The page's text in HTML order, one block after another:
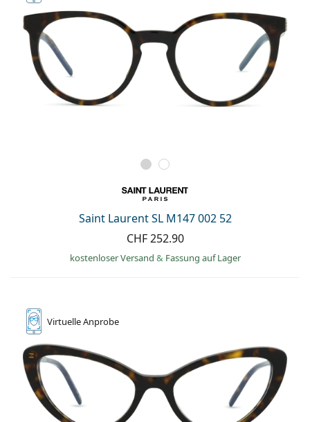
Saint Laurent SL M147 002 52
CHF 252.90
kostenloser Versand & Fassung auf Lager
VirtuelleAnprobe